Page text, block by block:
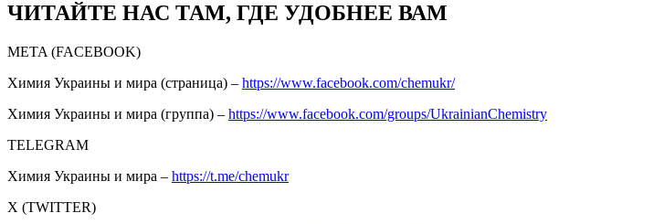
ЧИТАЙТЕ НАС ТАМ, ГДЕ УДОБНЕЕ ВАМ
META (FACEBOOK)
Химия Украины и мира (страница) – https://www.facebook.com/chemukr/
Химия Украины и мира (группа) – https://www.facebook.com/groups/UkrainianChemistry
TELEGRAM
Химия Украины и мира – https://t.me/chemukr
Х (TWITTER)